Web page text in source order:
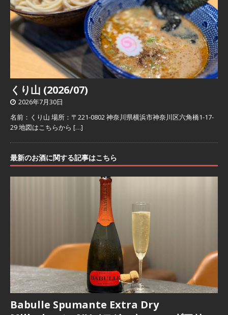
くり山 (2026/07)
2026年7月30日
名前：くり山 場所：〒221-0802 神奈川県横浜市神奈川区六角橋1-17-
29 地図はこちらから […]
最新のお酒に関する記事はこちら
Babulle Spumante Extra Dry